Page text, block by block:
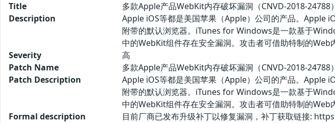
Title
多款Apple产品WebKit内存破坏漏洞（CNVD-2018-24788）
Description
Apple iOS等都是美国苹果（Apple）公司的产品。Apple
附带的默认浏览器。iTunes for Windows是一款基于
中的WebKit组件存在安全漏洞。攻击者可借助特制的Web
Severity
高
Patch Name
多款Apple产品WebKit内存破坏漏洞（CNVD-2018-24788
Patch Description
Apple iOS等都是美国苹果（Apple）公司的产品。Apple
附带的默认浏览器。iTunes for Windows是一款基于
中的WebKit组件存在安全漏洞。攻击者可借助特制的Web
Formal description
目前厂商已发布升级补丁以修复漏洞，补丁获取链接: